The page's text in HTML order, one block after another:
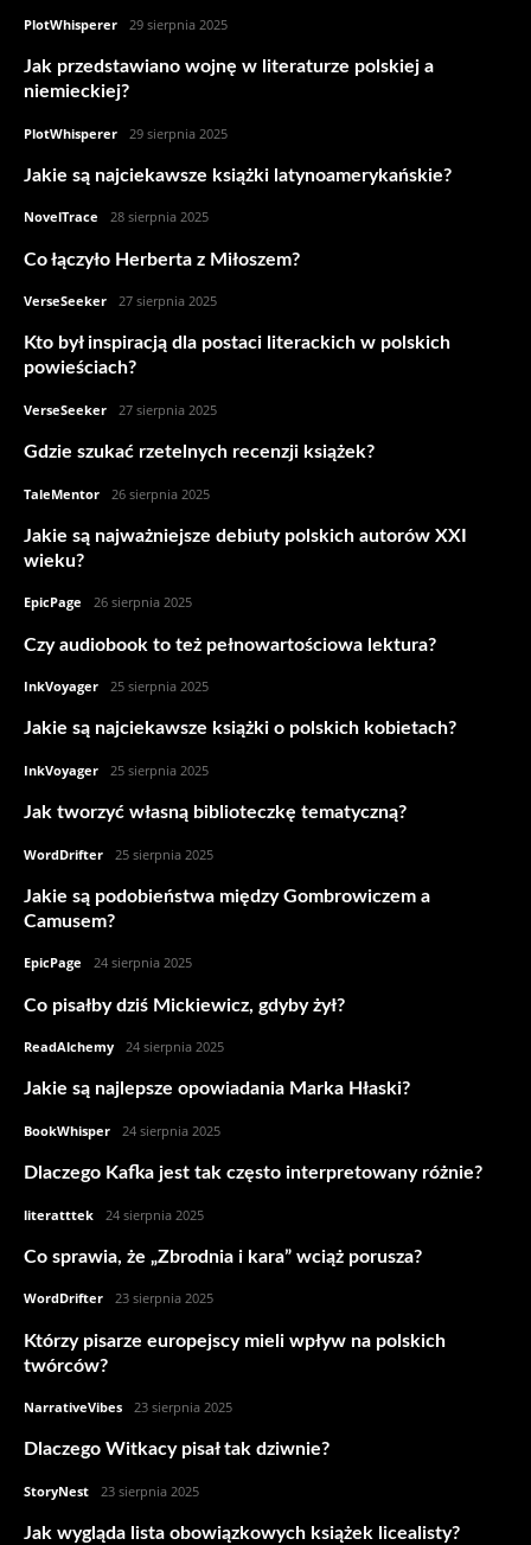
PlotWhisperer 29 sierpnia 2025
Jak przedstawiano wojnę w literaturze polskiej a
niemieckiej?
PlotWhisperer 29 sierpnia 2025
Jakie są najciekawsze książki latynoamerykańskie?
NovelTrace 28 sierpnia 2025
Co łączyło Herberta z Miłoszem?
VerseSeeker 27 sierpnia 2025
Kto był inspiracją dla postaci literackich w polskich
powieściach?
VerseSeeker 27 sierpnia 2025
Gdzie szukać rzetelnych recenzji książek?
TaleMentor 26 sierpnia 2025
Jakie są najważniejsze debiuty polskich autorów XXI
wieku?
EpicPage 26 sierpnia 2025
Czy audiobook to też pełnowartościowa lektura?
InkVoyager 25 sierpnia 2025
Jakie są najciekawsze książki o polskich kobietach?
InkVoyager 25 sierpnia 2025
Jak tworzyć własną biblioteczkę tematyczną?
WordDrifter 25 sierpnia 2025
Jakie są podobieństwa między Gombrowiczem a
Camusem?
EpicPage 24 sierpnia 2025
Co pisałby dziś Mickiewicz, gdyby żył?
ReadAlchemy 24 sierpnia 2025
Jakie są najlepsze opowiadania Marka Hłaski?
BookWhisper 24 sierpnia 2025
Dlaczego Kafka jest tak często interpretowany różnie?
literatttek 24 sierpnia 2025
Co sprawia, że „Zbrodnia i kara” wciąż porusza?
WordDrifter 23 sierpnia 2025
Którzy pisarze europejscy mieli wpływ na polskich
twórców?
NarrativeVibes 23 sierpnia 2025
Dlaczego Witkacy pisał tak dziwnie?
StoryNest 23 sierpnia 2025
Jak wygląda lista obowiązkowych książek licealisty?